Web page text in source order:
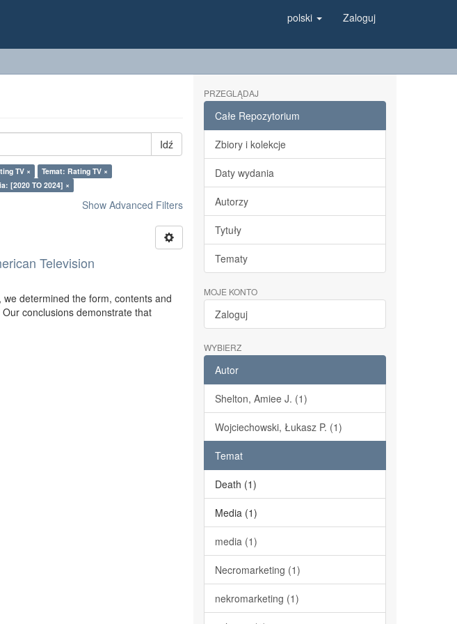
polski Zaloguj
Idź
TV ×
Temat: Rating TV ×
[2020 TO 2024] ×
Show Advanced Filters
Television
determined the form, contents and
conclusions demonstrate that
PRZEGLĄDAJ
Całe Repozytorium
Zbiory i kolekcje
Daty wydania
Autorzy
Tytuły
Tematy
MOJE KONTO
Zaloguj
WYBIERZ
Autor
Shelton, Amiee J. (1)
Wojciechowski, Łukasz P. (1)
Temat
Death (1)
Media (1)
media (1)
Necromarketing (1)
nekromarketing (1)